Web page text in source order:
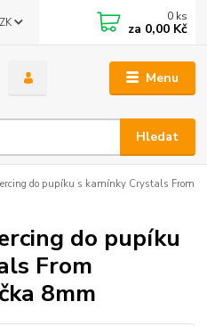
Menu
Hledat
0 ks
za 0,00 Kč
do pupíku s kamínky Crystals From
do pupíku
From
8mm